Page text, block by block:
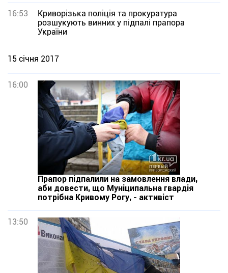
16:53
Криворізька поліція та прокуратура
розшукують винних у підпалі прапора
України
15 січня 2017
16:00
Прапор підпалили на замовлення влади,
аби довести, що Муніципальна гвардія
потрібна Кривому Рогу, - активіст
13:50